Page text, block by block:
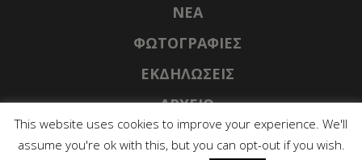
NΈΑ
ΦΩΤΟΓΡΑΦΊΕΣ
ΕΚΔΗΛΏΣΕΙΣ
ΑΡΧΕΊΟ
This website uses cookies to improve your experience. We'll
assume you're ok with this, but you can opt-out if you wish.